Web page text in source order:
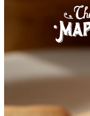
移